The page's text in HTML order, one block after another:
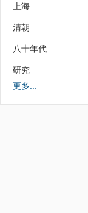
上海
清朝
八十年代
研究
更多...